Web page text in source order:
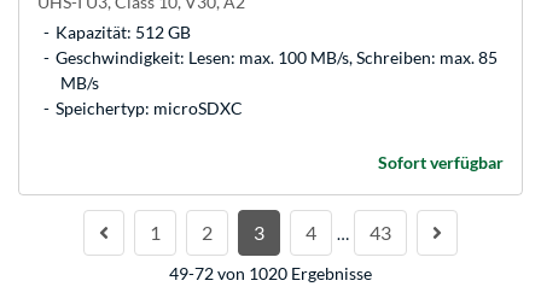
Kapazität: 512 GB
Geschwindigkeit: Lesen: max. 100 MB/s, Schreiben: max. 85
MB/s
Speichertyp: microSDXC
Sofort verfügbar
1 2 3 4 … 43
49-72 von 1020 Ergebnisse